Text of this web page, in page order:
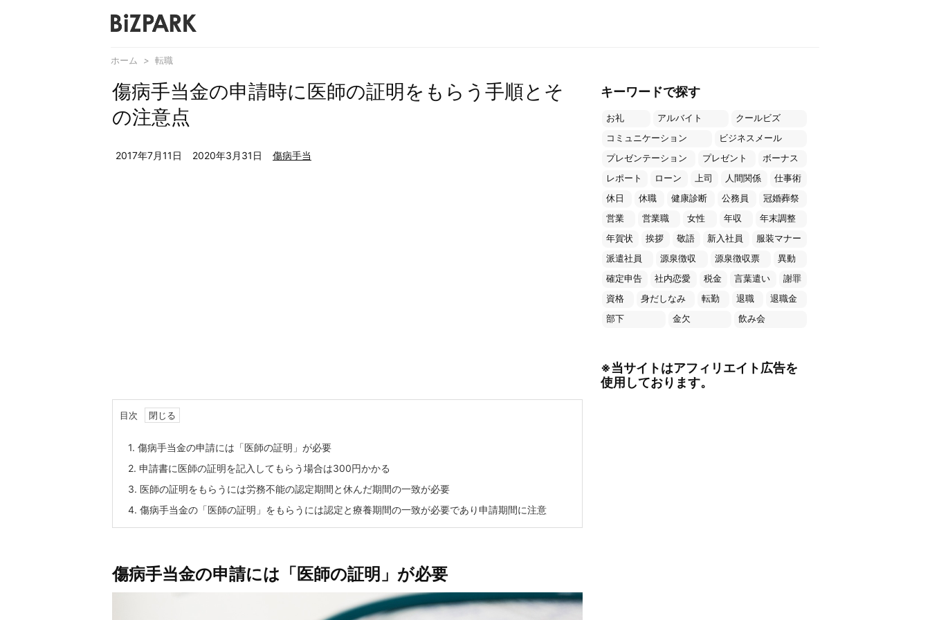
ホーム > 転職
傷病手当金の申請時に医師の証明をもらう手順とそ
の注意点
2017年7月11日 2020年3月31日 傷病手当
目次
1. 傷病手当金の申請には「医師の証明」が必要
2. 申請書に医師の証明を記入してもらう場合は300円かかる
3. 医師の証明をもらうには労務不能の認定期間と休んだ期間の一致が必要
4. 傷病手当金の「医師の証明」をもらうには認定と療養期間の一致が必要であり申請期間に注意
傷病手当金の申請には「医師の証明」が必要
キーワードで探す
お礼 アルバイト
クールビズ
コミュニケーション
ビジネスメール
プレゼンテーション
プレゼント
ボーナス
レポート
ローン 上司 人間関係
仕事術
休日
休職 健康診断 公務員
冠婚葬祭
営業
営業職 女性 年収
年末調整
年賀状
挨拶 敬語 新入社員
服装マナー
派遣社員
源泉徴収 源泉徴収票
異動
確定申告
社内恋愛 税金 言葉遣い
謝罪
資格
身だしなみ 転勤 退職
退職金
部下
金欠 飲み会
※当サイトはアフィリエイト広告を
使用しております。